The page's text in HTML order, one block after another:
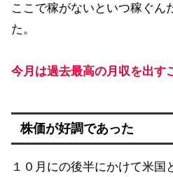
ここで稼がないといつ稼ぐん
た。
今月は過去最高の月収を出す
株価が好調であった
１０月にの後半にかけて米国